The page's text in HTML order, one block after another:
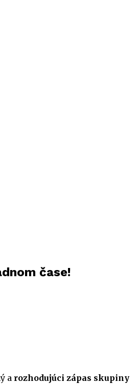
čase!
a rozhodujúci zápas skupiny